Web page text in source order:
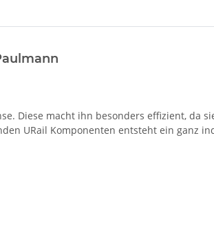
Diese macht ihn besonders effizient, da
URail Komponenten entsteht ein ganz